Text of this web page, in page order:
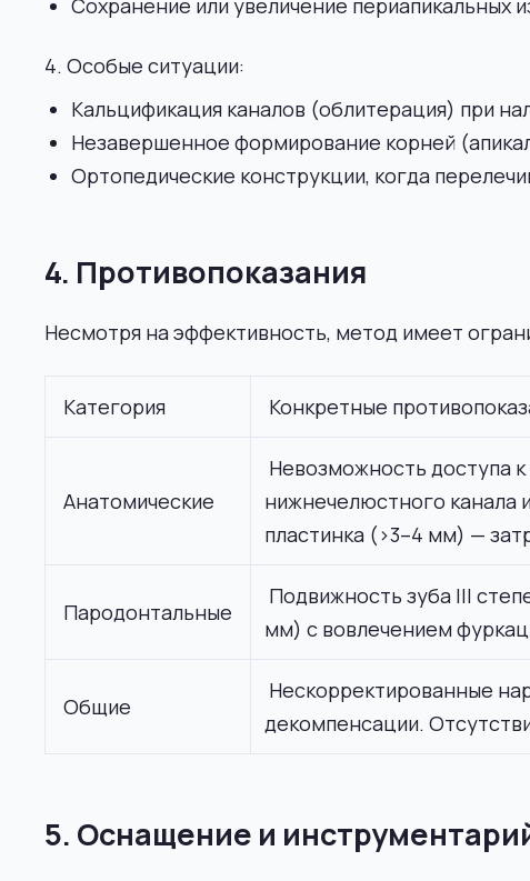
Сохранение или увеличение периапикальных
4. Особые ситуации:
Кальцификация каналов (облитерация) при
Незавершенное формирование корней
Ортопедические конструкции, когда
4. Противопоказания
Несмотря на эффективность, метод имеет
Категория Конкретные
Анатомические
Невозможность доступа
нижнечелюстного канала
пластинка (>3–4 мм) —
Пародонтальные
Подвижность зуба III
мм) с вовлечением
Общие
Нескорректированные
декомпенсации.
5. Оснащение и